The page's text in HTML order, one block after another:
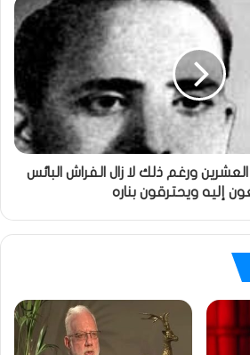
ورغم ذلك لا زال الفراش البائس
إليه ويحترقون بناره